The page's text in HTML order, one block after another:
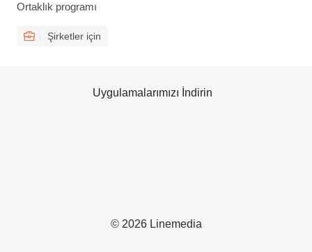
Ortaklık programı
Şirketler için
© 2026 Linemedia
Uygulamalarımızı İndirin